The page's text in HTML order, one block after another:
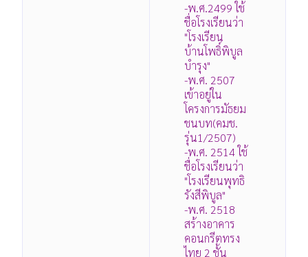
-พ.ศ.2499 ใช้
ชื่อโรงเรียนว่า
"โรงเรียน
บ้านโพธิ์พิบูล
บำรุง"
-พ.ศ. 2507
เข้าอยู่ใน
โครงการมัธยม
ชนบท(คมช.
รุ่น1/2507)
-พ.ศ. 2514 ใช้
ชื่อโรงเรียนว่า
"โรงเรียนพุทธิ
รังสีพิบูล"
-พ.ศ. 2518
สร้างอาคาร
คอนกรีตทรง
ไทย 2 ชั้น